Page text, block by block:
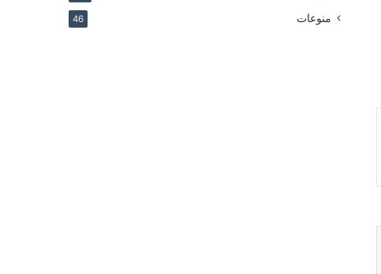
منوعات 46